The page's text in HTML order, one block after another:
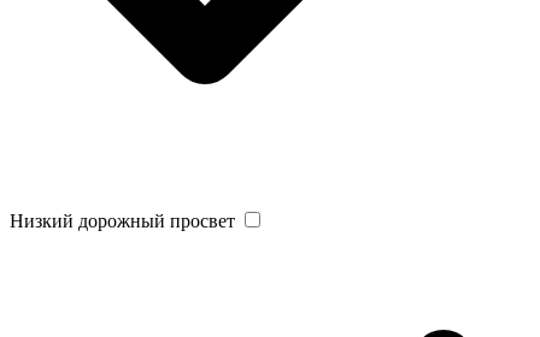
Низкий дорожный просвет